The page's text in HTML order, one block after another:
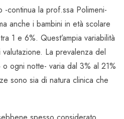
-continua la prof.ssa Polimeni-
anche i bambini in età scolare
1 e 6%. Quest’ampia variabilità
La prevalenza del
ogni notte- varia dal 3% al 21%
sono sia di natura clinica che